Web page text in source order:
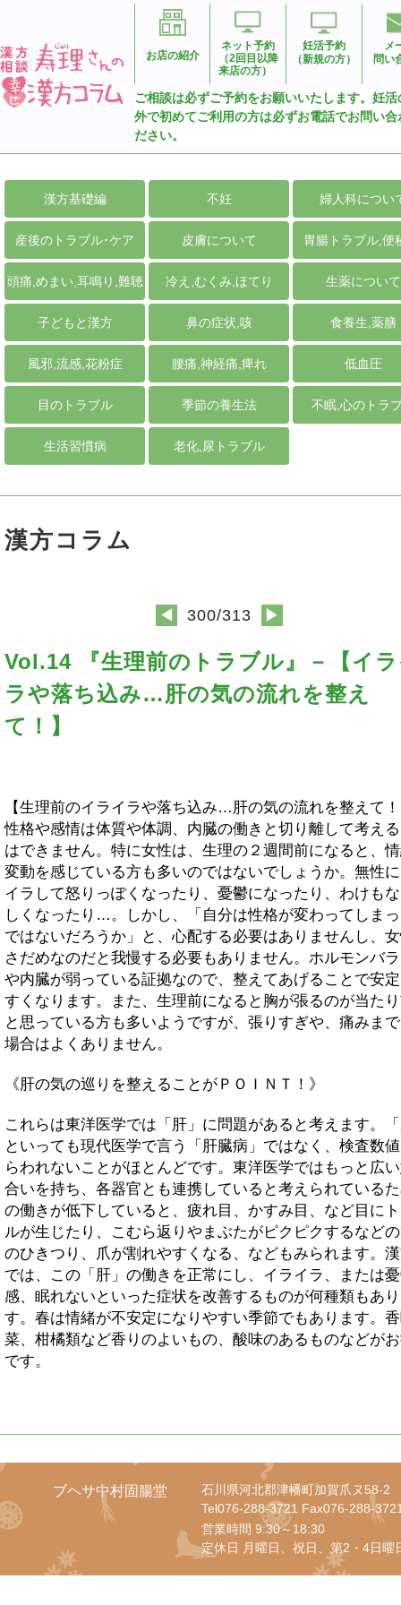
お店の紹介
ネット予約
（2回目以降
来店の方）
妊活予約
（新規の方）
メ
問い
ご相談は必ずご予約をお願いいたします。妊活
外で初めてご利用の方は必ずお電話でお問い合
ださい。
漢方基礎編 不妊 婦人科につい
産後のトラブル･ケア 皮膚について 胃腸トラブル,便
頭痛,めまい,耳鳴り,難聴 冷え,むくみ,ほてり 生薬について
子どもと漢方 鼻の症状,咳 食養生,薬膳
風邪,流感,花粉症 腰痛,神経痛,痺れ 低血圧
目のトラブル 季節の養生法 不眠,心のトラ
生活習慣病 老化,尿トラブル
漢方コラム
◀ 300/313 ▶
Vol.14 『生理前のトラブル』－【イ
ラや落ち込み…肝の気の流れを整え
て！】
【生理前のイライラや落ち込み…肝の気の流れを整えて
性格や感情は体質や体調、内臓の働きと切り離して考え
はできません。特に女性は、生理の２週間前になると、
変動を感じている方も多いのではないでしょうか。無性
イラして怒りっぽくなったり、憂鬱になったり、わけも
しくなったり…。しかし、「自分は性格が変わってしま
ではないだろうか」と、心配する必要はありませんし、
さだめなのだと我慢する必要もありません。ホルモンバ
や内臓が弱っている証拠なので、整えてあげることで安
すくなります。また、生理前になると胸が張るのが当た
と思っている方も多いようですが、張りすぎや、痛みま
場合はよくありません。
《肝の気の巡りを整えることがＰＯＩＮＴ！》
これらは東洋医学では「肝」に問題があると考えます。
といっても現代医学で言う「肝臓病」ではなく、検査数
らわれないことがほとんどです。東洋医学ではもっと広
合いを持ち、各器官とも連携していると考えられている
の働きが低下していると、疲れ目、かすみ目、など目に
ルが生じたり、こむら返りやまぶたがピクピクするなど
のひきつり、爪が割れやすくなる、などもみられます。
では、この「肝」の働きを正常にし、イライラ、または
感、眠れないといった症状を改善するものが何種類もあ
す。春は情緒が不安定になりやすい季節でもあります。
菜、柑橘類など香りのよいもの、酸味のあるものなどが
です。
ブヘサ中村固腸堂
石川県河北郡津幡町加賀爪ヌ58-2
Tel076-288-3721 Fax076-288-
営業時間 9:30～18:30
定休日 月曜日、祝日、第2・4日曜